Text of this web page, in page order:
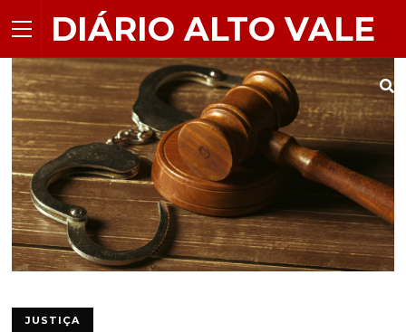
DIÁRIO ALTO VALE
JUSTIÇA